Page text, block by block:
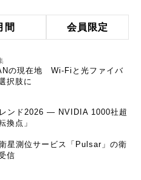
間 会員限定
の現在地 Wi-Fiと光ファイバ
択肢に
ンド2026 ― NVIDIA 1000社超
換点」
星測位サービス「Pulsar」の衛
信